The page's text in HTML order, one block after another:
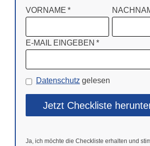
VORNAME
E-MAIL EINGEBEN
Datenschutz gelesen
Ja, ich möchte die Checkliste erhalten und